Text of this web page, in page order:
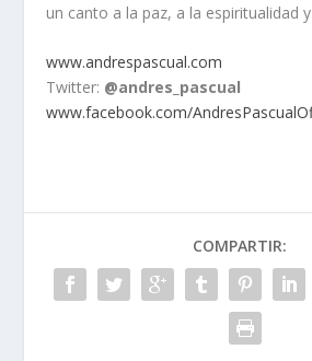
un canto a la paz, a la espiritualidad
www.andrespascual.com
Twitter: @andres_pascual
www.facebook.com/
COMPARTIR: